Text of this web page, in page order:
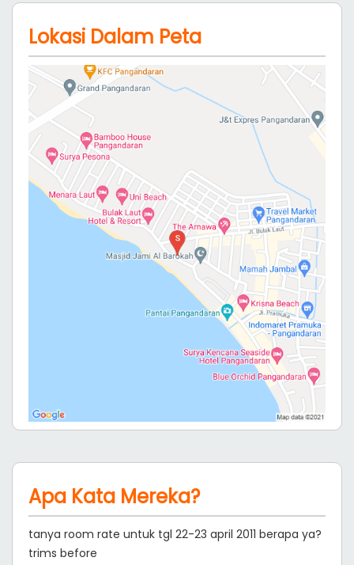
Lokasi Dalam Peta
Apa Kata Mereka?
tanya room rate untuk tgl 22-23 april 2011 berapa ya?
trims before